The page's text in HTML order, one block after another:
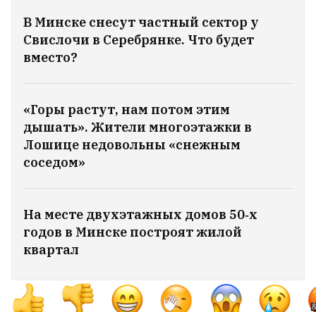
В Минске снесут частный сектор у
Свислочи в Серебрянке. Что будет
вместо?
«Горы растут, нам потом этим
дышать». Жители многоэтажки в
Лошице недовольны «снежным
соседом»
На месте двухэтажных домов 50‑х
годов в Минске построят жилой
квартал